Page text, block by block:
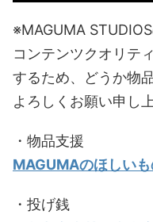
※MAGUMA
コンテンツクオリテ
するため、どうか物
よろしくお願い申し
・物品支援
MAGUMAのほしいも
・投げ銭